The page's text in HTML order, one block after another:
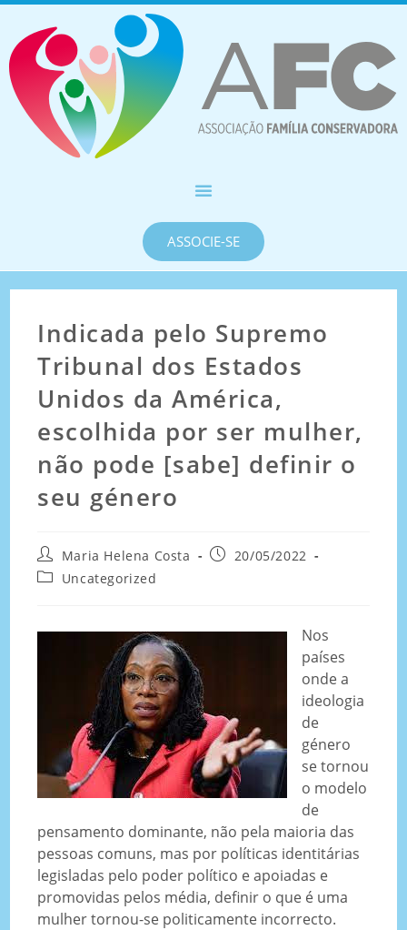
ASSOCIE-SE
Indicada pelo Supremo
Tribunal dos Estados
Unidos da América,
escolhida por ser mulher,
não pode [sabe] definir o
seu género
Maria Helena Costa
20/05/2022
Uncategorized
Nos
países
onde a
ideologia
de
género
se tornou
o modelo
de
pensamento dominante, não pela maioria das
pessoas comuns, mas por políticas identitárias
legisladas pelo poder político e apoiadas e
promovidas pelos média, definir o que é uma
mulher tornou-se politicamente incorrecto.